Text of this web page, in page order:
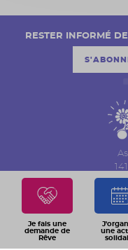
Je fais une
demande de
Rêve
une
69651
RESTER INFORMÉ